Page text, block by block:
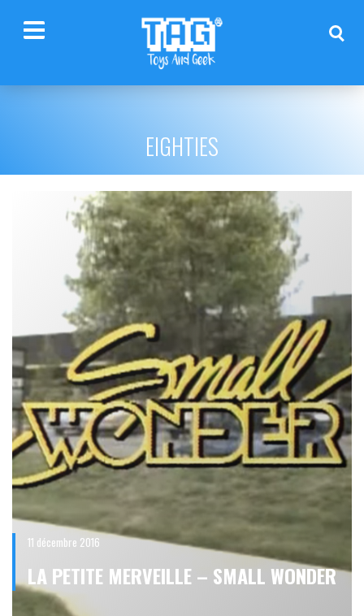
EIGHTIES
11 décembre 2016
LA PETITE MERVEILLE – SMALL WONDER